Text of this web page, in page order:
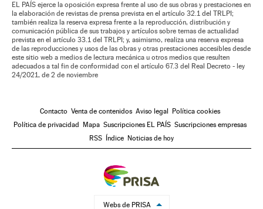
EL PAÍS ejerce la oposición expresa frente al uso de sus obras y prestaciones en
la elaboración de revistas de prensa prevista en el artículo 32.1 del TRLPI;
también realiza la reserva expresa frente a la reproducción, distribución y
comunicación pública de sus trabajos y artículos sobre temas de actualidad
prevista en el artículo 33.1 del TRLPI; y, asimismo, realiza una reserva expresa
de las reproducciones y usos de las obras y otras prestaciones accesibles desde
este sitio web a medios de lectura mecánica u otros medios que resulten
adecuados a tal fin de conformidad con el artículo 67.3 del Real Decreto - ley
24/2021, de 2 de noviembre
Contacto Venta de contenidos Aviso legal
Política cookies
Política de privacidad
Mapa Suscripciones EL PAÍS Suscripciones empresas
RSS
Índice Noticias de hoy
Webs de PRISA